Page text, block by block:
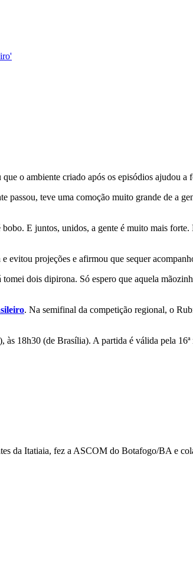
o ambiente criado após os episódios ajudou a
passou, teve uma comoção muito grande de a
E juntos, unidos, a gente é muito mais
evitou projeções e afirmou que sequer
dois dipirona. Só espero que aquela
. Na semifinal da competição regional, o
às 18h30 (de Brasília). A partida é válida pela
da Itatiaia, fez a ASCOM do Botafogo/BA e